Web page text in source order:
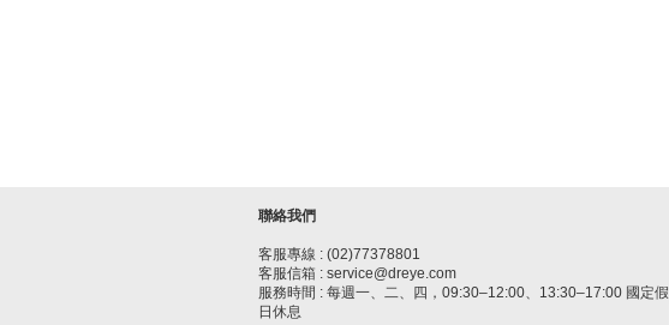
聯絡我們
客服專線 : (02)77378801
客服信箱 : service@dreye.com
服務時間 : 每週一、二、四，09:30–12:00、13:30–17:00 國定假
日休息